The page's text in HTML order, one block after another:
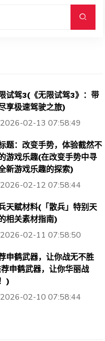
试驾3(《无限试驾3》：带
享极速驾驶之旅)
2026-02-13 07:58:49
题：改变手势，体验截然不
游戏乐趣(在改变手势中寻
新游戏乐趣的探索)
2026-02-12 07:58:44
天赋材料(「散兵」特别天
相关素材指南)
2026-02-11 07:58:50
申鹤武器，让你战无不胜
申鹤武器，让你华丽战
)
2026-02-10 07:58:44